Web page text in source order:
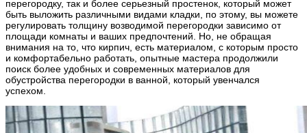
перегородку, так и более серьезный простенок, который может
быть выложить различными видами кладки, по этому, вы можете
регулировать толщину возводимой перегородки зависимо от
площади комнаты и ваших предпочтений. Но, не обращая
внимания на то, что кирпич, есть материалом, с которым просто
и комфортабельно работать, опытные мастера продолжили
поиск более удобных и современных материалов для
обустройства перегородки в ванной, который увенчался
успехом.